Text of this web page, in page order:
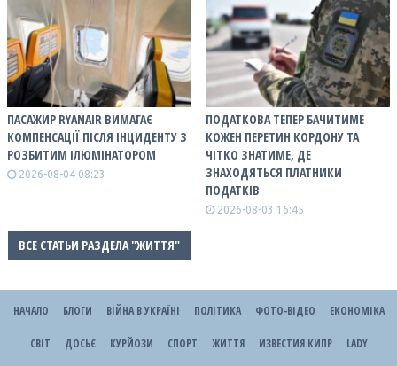
ПАСАЖИР RYANAIR ВИМАГАЄ
КОМПЕНСАЦІЇ ПІСЛЯ ІНЦИДЕНТУ З
РОЗБИТИМ ІЛЮМІНАТОРОМ
2026-08-04 08:23
ПОДАТКОВА ТЕПЕР БАЧИТИМЕ
КОЖЕН ПЕРЕТИН КОРДОНУ ТА
ЧІТКО ЗНАТИМЕ, ДЕ
ЗНАХОДЯТЬСЯ ПЛАТНИКИ
ПОДАТКІВ
2026-08-03 16:45
ВСЕ СТАТЬИ РАЗДЕЛА "ЖИТТЯ"
НАЧАЛО БЛОГИ ВІЙНА В УКРАЇНІ ПОЛІТИКА ФОТО-ВІДЕО ЕКОНОМІКА
СВІТ ДОСЬЄ КУРЙОЗИ СПОРТ ЖИТТЯ ИЗВЕСТИЯ КИПР LADY